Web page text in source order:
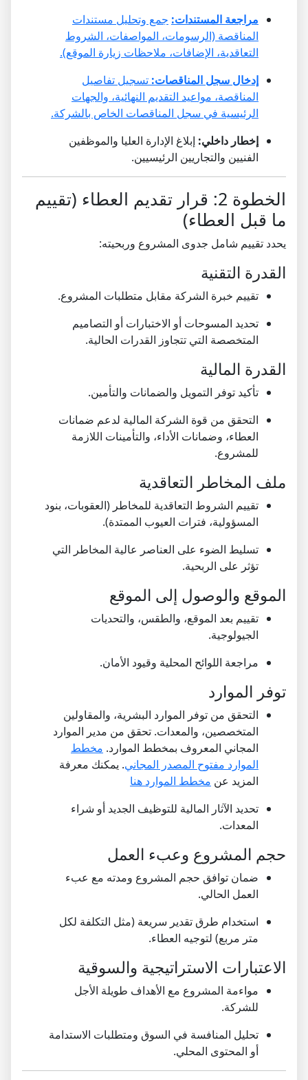
مراجعة المستندات: جمع وتحليل مستندات
المناقصة (الرسومات، المواصفات، الشروط
التعاقدية، الإضافات، ملاحظات زيارة الموقع).
إدخال سجل المناقصات: تسجيل تفاصيل
المناقصة، مواعيد التقديم النهائية، والجهات
الرئيسية في سجل المناقصات الخاص بالشركة.
إخطار داخلي: إبلاغ الإدارة العليا والموظفين
الفنيين والتجاريين الرئيسيين.
الخطوة 2: قرار تقديم العطاء (تقييم
ما قبل العطاء)
يحدد تقييم شامل جدوى المشروع وربحيته:
القدرة التقنية
تقييم خبرة الشركة مقابل متطلبات المشروع.
تحديد المسوحات أو الاختبارات أو التصاميم
المتخصصة التي تتجاوز القدرات الحالية.
القدرة المالية
تأكيد توفر التمويل والضمانات والتأمين.
التحقق من قوة الشركة المالية لدعم ضمانات
العطاء، وضمانات الأداء، والتأمينات اللازمة
للمشروع.
ملف المخاطر التعاقدية
تقييم الشروط التعاقدية للمخاطر (العقوبات، بنود
المسؤولية، فترات العيوب الممتدة).
تسليط الضوء على العناصر عالية المخاطر التي
تؤثر على الربحية.
الموقع والوصول إلى الموقع
تقييم بعد الموقع، والطقس، والتحديات
الجيولوجية.
مراجعة اللوائح المحلية وقيود الأمان.
توفر الموارد
التحقق من توفر الموارد البشرية، والمقاولين
المتخصصين، والمعدات. تحقق من مدير الموارد
المجاني المعروف بمخطط الموارد. مخطط
الموارد مفتوح المصدر المجاني. يمكنك معرفة
المزيد عن مخطط الموارد هنا
تحديد الآثار المالية للتوظيف الجديد أو شراء
المعدات.
حجم المشروع وعبء العمل
ضمان توافق حجم المشروع ومدته مع عبء
العمل الحالي.
استخدام طرق تقدير سريعة (مثل التكلفة لكل
متر مربع) لتوجيه العطاء.
الاعتبارات الاستراتيجية والسوقية
مواءمة المشروع مع الأهداف طويلة الأجل
للشركة.
تحليل المنافسة في السوق ومتطلبات الاستدامة
أو المحتوى المحلي.